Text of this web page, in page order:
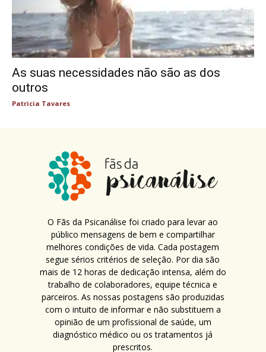
As suas necessidades não são as dos
outros
Patricia Tavares
O Fãs da Psicanálise foi criado para levar ao
público mensagens de bem e compartilhar
melhores condições de vida. Cada postagem
segue sérios critérios de seleção. Por dia são
mais de 12 horas de dedicação intensa, além do
trabalho de colaboradores, equipe técnica e
parceiros. As nossas postagens são produzidas
com o intuito de informar e não substituem a
opinião de um profissional de saúde, um
diagnóstico médico ou os tratamentos já
prescritos.